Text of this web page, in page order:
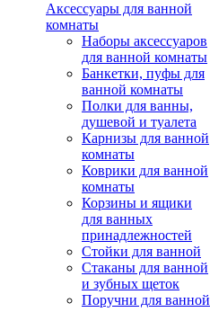
Аксессуары для ванной
комнаты
Наборы аксессуаров
для ванной комнаты
Банкетки, пуфы для
ванной комнаты
Полки для ванны,
душевой и туалета
Карнизы для ванной
комнаты
Коврики для ванной
комнаты
Корзины и ящики
для ванных
принадлежностей
Стойки для ванной
Стаканы для ванной
и зубных щеток
Поручни для ванной